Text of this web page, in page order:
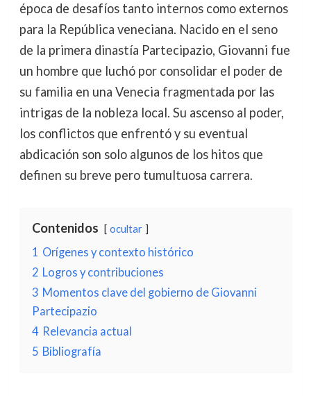
época de desafíos tanto internos como externos
para la República veneciana. Nacido en el seno
de la primera dinastía Partecipazio, Giovanni fue
un hombre que luchó por consolidar el poder de
su familia en una Venecia fragmentada por las
intrigas de la nobleza local. Su ascenso al poder,
los conflictos que enfrentó y su eventual
abdicación son solo algunos de los hitos que
definen su breve pero tumultuosa carrera.
Contenidos ocultar
1 Orígenes y contexto histórico
2 Logros y contribuciones
3 Momentos clave del gobierno de Giovanni
Partecipazio
4 Relevancia actual
5 Bibliografía